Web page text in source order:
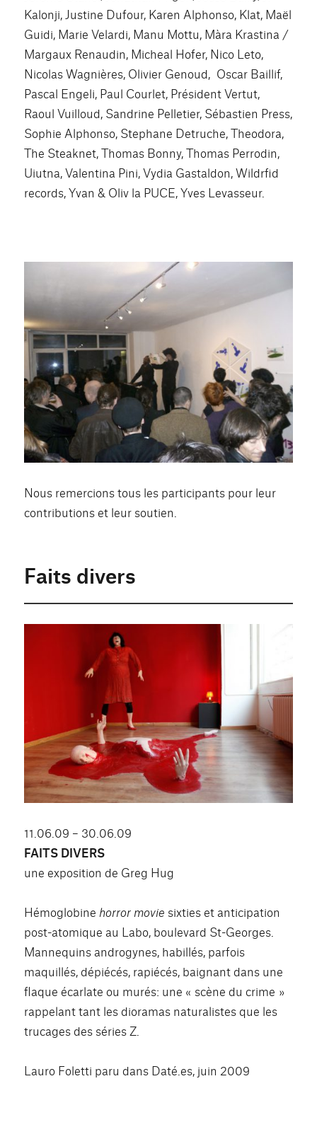
Kalonji, Justine Dufour, Karen Alphonso, Klat, Maël
Guidi, Marie Velardi, Manu Mottu, Màra Krastina /
Margaux Renaudin, Micheal Hofer, Nico Leto,
Nicolas Wagnières, Olivier Genoud, Oscar Baillif,
Pascal Engeli, Paul Courlet, Président Vertut,
Raoul Vuilloud, Sandrine Pelletier, Sébastien Press,
Sophie Alphonso, Stephane Detruche, Theodora,
The Steaknet, Thomas Bonny, Thomas Perrodin,
Uiutna, Valentina Pini, Vydia Gastaldon, Wildrfid
records, Yvan & Oliv la PUCE, Yves Levasseur.
Nous remercions tous les participants pour leur
contributions et leur soutien.
Faits divers
11.06.09 – 30.06.09
FAITS DIVERS
une exposition de Greg Hug
Hémoglobine horror movie sixties et anticipation
post-atomique au Labo, boulevard St-Georges.
Mannequins androgynes, habillés, parfois
maquillés, dépiécés, rapiécés, baignant dans une
flaque écarlate ou murés: une « scène du crime »
rappelant tant les dioramas naturalistes que les
trucages des séries Z.
Lauro Foletti paru dans Daté.es, juin 2009